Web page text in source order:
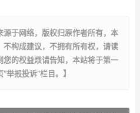
源于网络，版权归原作者所有，本
构成建议，不拥有所有权，请读
的权益烦请告知，本站将于第一
举报投诉”栏目。】